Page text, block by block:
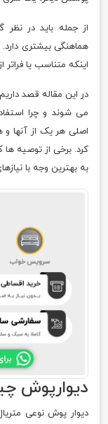
از جمله باید در
هماهنگی بیشتری دارد.
اینکه متناسب یا
در این مقاله قصد
می شوند و چرا
اصلی هر یک از آنها
کرد. برخی از توصیه
به بهترین وجه با
دیوارپوش
دیوار پوش نوعی